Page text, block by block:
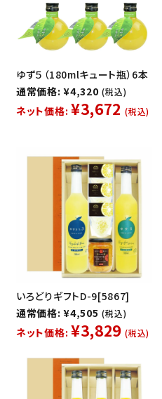
ゆず５（180mlキュート瓶）6本
通常価格: ¥4,320 (税込)
ネット価格: ¥3,672 (税込)
いろどりギフトD-9[5867]
通常価格: ¥4,505 (税込)
ネット価格: ¥3,829 (税込)